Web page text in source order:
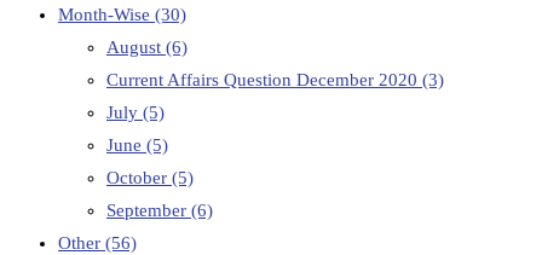
Month-Wise (30)
August (6)
Current Affairs Question December 2020 (3)
July (5)
June (5)
October (5)
September (6)
Other (56)